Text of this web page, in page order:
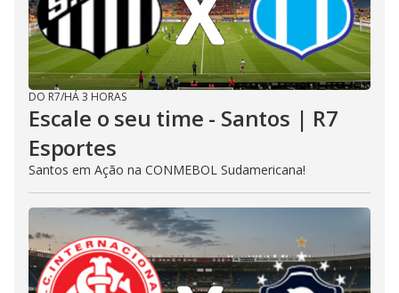
DO R7/HÁ 3 HORAS
Escale o seu time - Santos | R7
Esportes
Santos em Ação na CONMEBOL Sudamericana!